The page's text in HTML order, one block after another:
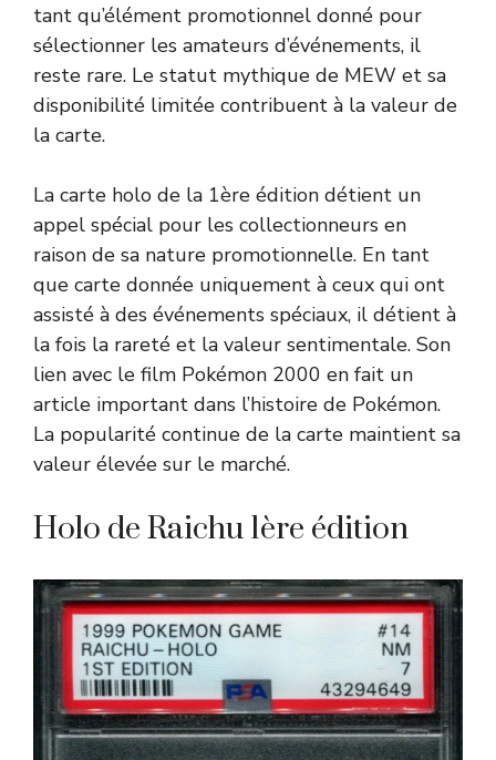
tant qu’élément promotionnel donné pour
sélectionner les amateurs d’événements, il
reste rare. Le statut mythique de MEW et sa
disponibilité limitée contribuent à la valeur de
la carte.
La carte holo de la 1ère édition détient un
appel spécial pour les collectionneurs en
raison de sa nature promotionnelle. En tant
que carte donnée uniquement à ceux qui ont
assisté à des événements spéciaux, il détient à
la fois la rareté et la valeur sentimentale. Son
lien avec le film Pokémon 2000 en fait un
article important dans l’histoire de Pokémon.
La popularité continue de la carte maintient sa
valeur élevée sur le marché.
Holo de Raichu 1ère édition